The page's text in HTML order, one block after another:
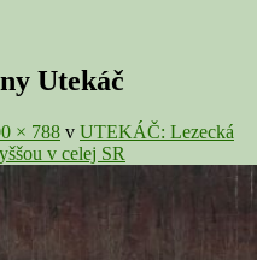
Utekáč
× 788 v UTEKÁČ: Lezecká
v celej SR